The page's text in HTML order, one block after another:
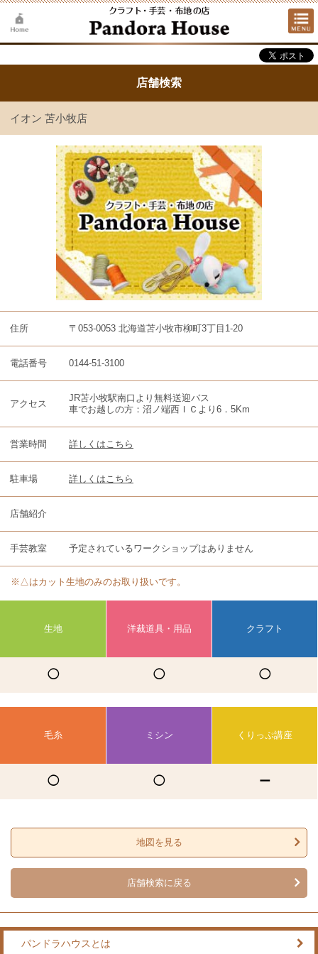
店舗検索
イオン 苫小牧店
住所 〒053-0053 北海道苫小牧市柳町3丁目1-20
電話番号 0144-51-3100
アクセス
JR苫小牧駅南口より無料送迎バス
車でお越しの方：沼ノ端西ＩＣより6．5Km
営業時間 詳しくはこちら
駐車場 詳しくはこちら
店舗紹介
手芸教室 予定されているワークショップはありません
※△はカット生地のみのお取り扱いです。
生地 洋裁道具・用品 クラフト
◯ ◯ ◯
毛糸 ミシン くりっぷ講座
◯ ◯ ー
地図を見る
店舗検索に戻る
パンドラハウスとは